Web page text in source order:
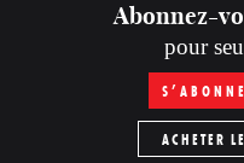
Abonnez-
pour
ACHETER